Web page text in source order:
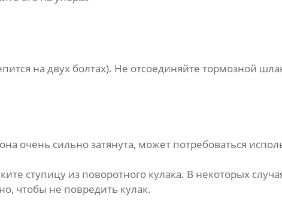
на двух болтах). Не отсоединяйте тормозной
очень сильно затянута, может потребоваться
ступицу из поворотного кулака. В некоторых
чтобы не повредить кулак.